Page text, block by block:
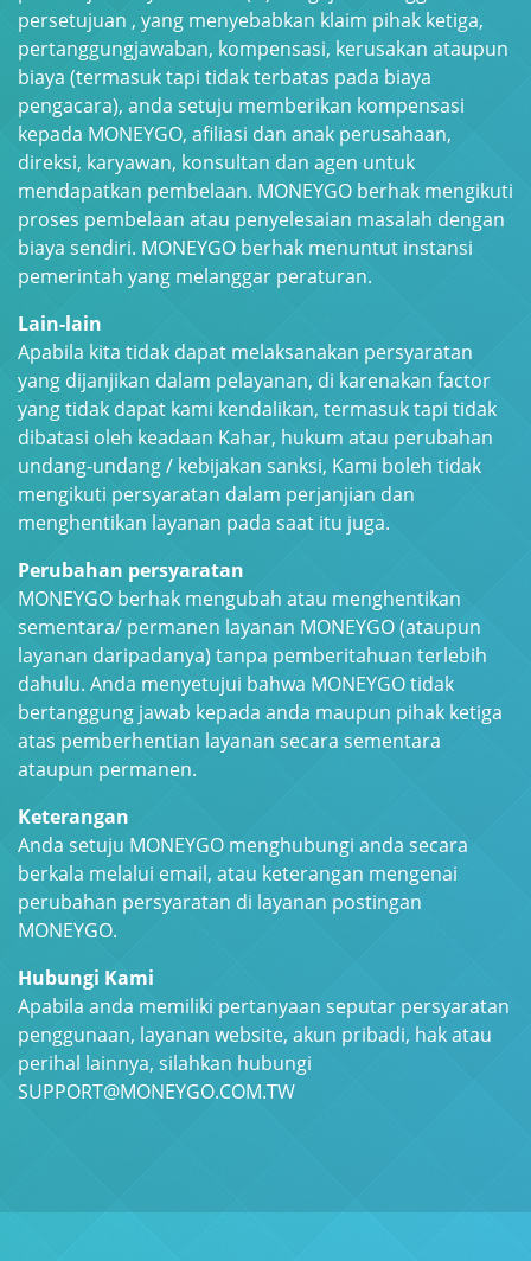
persetujuan , yang menyebabkan klaim pihak ketiga,
pertanggungjawaban, kompensasi, kerusakan ataupun
biaya (termasuk tapi tidak terbatas pada biaya
pengacara), anda setuju memberikan kompensasi
kepada MONEYGO, afiliasi dan anak perusahaan,
direksi, karyawan, konsultan dan agen untuk
mendapatkan pembelaan. MONEYGO berhak mengikuti
proses pembelaan atau penyelesaian masalah dengan
biaya sendiri. MONEYGO berhak menuntut instansi
pemerintah yang melanggar peraturan.
Lain-lain
Apabila kita tidak dapat melaksanakan persyaratan
yang dijanjikan dalam pelayanan, di karenakan factor
yang tidak dapat kami kendalikan, termasuk tapi tidak
dibatasi oleh keadaan Kahar, hukum atau perubahan
undang-undang / kebijakan sanksi, Kami boleh tidak
mengikuti persyaratan dalam perjanjian dan
menghentikan layanan pada saat itu juga.
Perubahan persyaratan
MONEYGO berhak mengubah atau menghentikan
sementara/ permanen layanan MONEYGO (ataupun
layanan daripadanya) tanpa pemberitahuan terlebih
dahulu. Anda menyetujui bahwa MONEYGO tidak
bertanggung jawab kepada anda maupun pihak ketiga
atas pemberhentian layanan secara sementara
ataupun permanen.
Keterangan
Anda setuju MONEYGO menghubungi anda secara
berkala melalui email, atau keterangan mengenai
perubahan persyaratan di layanan postingan
MONEYGO.
Hubungi Kami
Apabila anda memiliki pertanyaan seputar persyaratan
penggunaan, layanan website, akun pribadi, hak atau
perihal lainnya, silahkan hubungi
SUPPORT@MONEYGO.COM.TW